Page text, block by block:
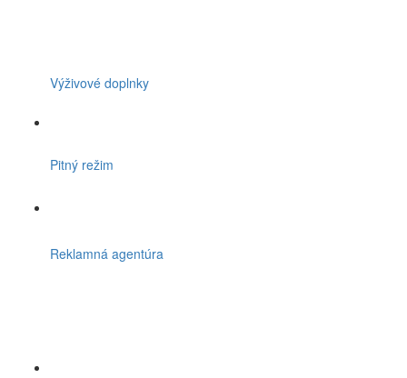
Výživové doplnky
Pitný režim
Reklamná agentúra